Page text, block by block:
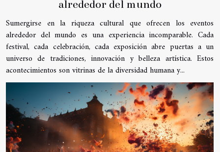
alrededor del mundo
Sumergirse en la riqueza cultural que ofrecen los eventos
alrededor del mundo es una experiencia incomparable. Cada
festival, cada celebración, cada exposición abre puertas a un
universo de tradiciones, innovación y belleza artística. Estos
acontecimientos son vitrinas de la diversidad humana y...